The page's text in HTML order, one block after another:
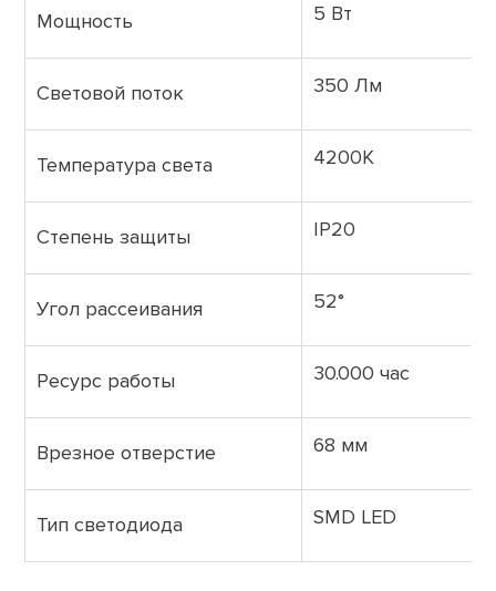
Мощность 5 Вт
Световой поток 350 Лм
Температура света 4200K
Степень защиты IP20
Угол рассеивания 52°
Ресурс работы 30.000 час
Врезное отверстие 68 мм
Тип светодиода SMD LED